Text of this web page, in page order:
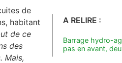
A RELIRE :
Barrage hydro-
pas en avant,
de
habitant
de ce
des
Mais,